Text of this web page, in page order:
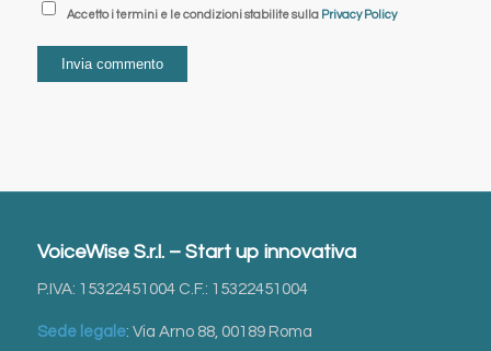
Accetto i termini e le condizioni stabilite sulla Privacy Policy
VoiceWise S.r.l. – Start up innovativa
P.IVA: 15322451004 C.F.: 15322451004
Sede legale: Via Arno 88, 00189 Roma